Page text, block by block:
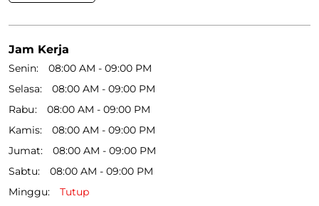
Jam Kerja
Senin
08:00 AM - 09:00 PM
Selasa
08:00 AM - 09:00 PM
Rabu
08:00 AM - 09:00 PM
Kamis
08:00 AM - 09:00 PM
Jumat
08:00 AM - 09:00 PM
Sabtu
08:00 AM - 09:00 PM
Minggu
Tutup